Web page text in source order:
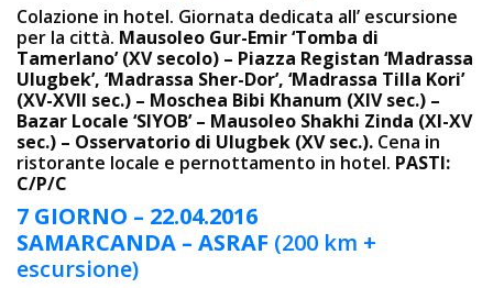
Colazione in hotel. Giornata dedicata all’ escursione
per la città. Mausoleo Gur-Emir ‘Tomba di
Tamerlano’ (XV secolo) – Piazza Registan ‘Madrassa
Ulugbek’, ‘Madrassa Sher-Dor’, ‘Madrassa Tilla Kori’
(XV-XVII sec.) – Moschea Bibi Khanum (XIV sec.) –
Bazar Locale ‘SIYOB’ – Mausoleo Shakhi Zinda (XI-XV
sec.) – Osservatorio di Ulugbek (XV sec.). Cena in
ristorante locale e pernottamento in hotel. PASTI:
C/P/C
7 GIORNO – 22.04.2016
SAMARCANDA – ASRAF (200 km +
escursione)